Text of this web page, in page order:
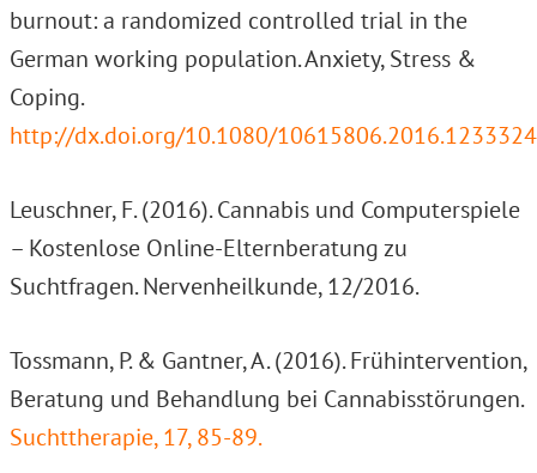
burnout: a randomized controlled trial in the
German working population. Anxiety, Stress &
Coping.
http://dx.doi.org/10.1080/10615806.2016.1233324
Leuschner, F. (2016). Cannabis und Computerspiele
– Kostenlose Online-Elternberatung zu
Suchtfragen. Nervenheilkunde, 12/2016.
Tossmann, P. & Gantner, A. (2016). Frühintervention,
Beratung und Behandlung bei Cannabisstörungen.
Suchttherapie, 17, 85-89.